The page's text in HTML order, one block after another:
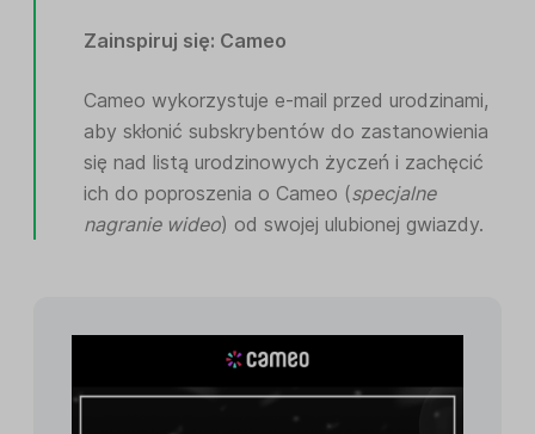
Zainspiruj się: Cameo
Cameo wykorzystuje e-mail przed urodzinami,
aby skłonić subskrybentów do zastanowienia
się nad listą urodzinowych życzeń i zachęcić
ich do poproszenia o Cameo (specjalne
nagranie wideo) od swojej ulubionej gwiazdy.